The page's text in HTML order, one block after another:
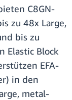
C8GN-
zu 48x Large,
bis zu
Elastic Block
EFA-
in den
metal-